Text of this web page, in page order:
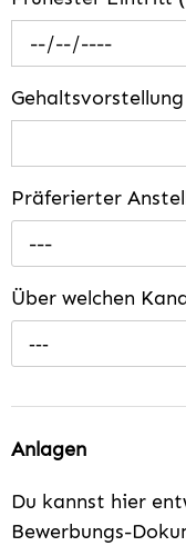
Gehaltsvorstellung
Präferierter
---
Über welchen
---
Anlagen
Du kannst hier
Bewerbungs-